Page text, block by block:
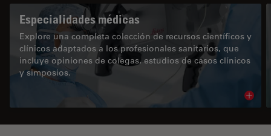
Especialidades médicas
Explore una completa colección de recursos científicos y
clínicos adaptados a los profesionales sanitarios, que
incluye opiniones de colegas, estudios de casos clínicos
y simposios.